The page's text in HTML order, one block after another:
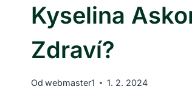
Kyselina
Zdraví?
Od webmaster1 1. 2. 2024